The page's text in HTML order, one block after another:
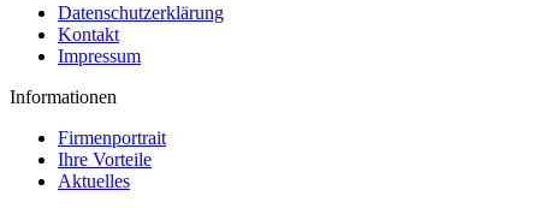
Datenschutzerklärung
Kontakt
Impressum
Informationen
Firmenportrait
Ihre Vorteile
Aktuelles